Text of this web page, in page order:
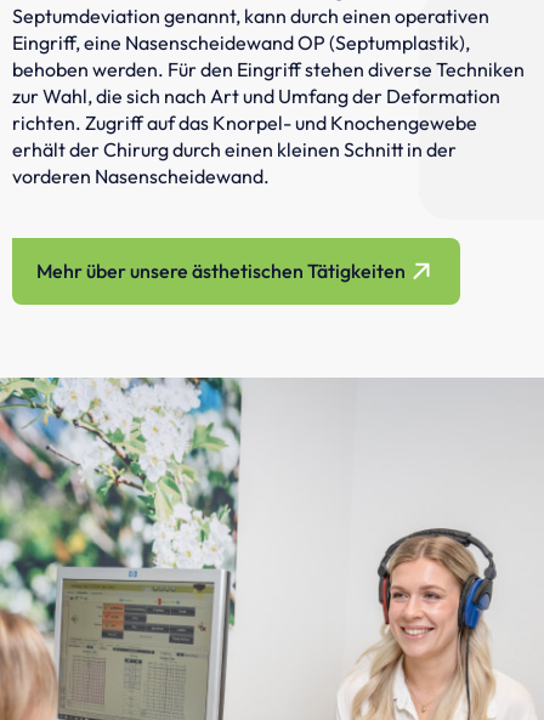
Septumdeviation genannt, kann durch einen operativen
Eingriff, eine Nasenscheidewand OP (Septumplastik),
behoben werden. Für den Eingriff stehen diverse Techniken
zur Wahl, die sich nach Art und Umfang der Deformation
richten. Zugriff auf das Knorpel- und Knochengewebe
erhält der Chirurg durch einen kleinen Schnitt in der
vorderen Nasenscheidewand.
Mehr über unsere ästhetischen Tätigkeiten